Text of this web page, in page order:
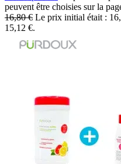
peuvent être choisies sur la
16,80€ Le prix initial était :
15,12 €.